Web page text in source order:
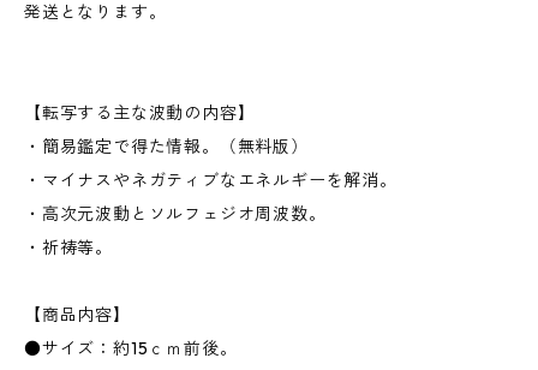
発送となります。
【転写する主な波動の内容】
・簡易鑑定で得た情報。（無料版）
・マイナスやネガティブなエネルギーを解消。
・高次元波動とソルフェジオ周波数。
・祈祷等。
【商品内容】
●サイズ：約15ｃｍ前後。